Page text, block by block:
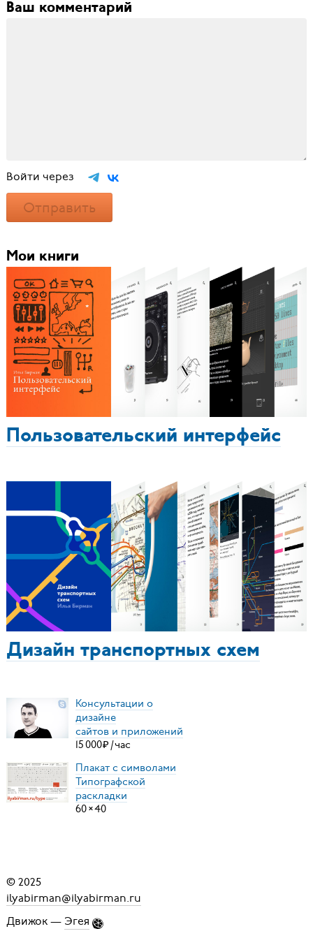
Ваш комментарий
Войти через
Отправить
Мои книги
Пользовательский интерфейс
Дизайн транспортных схем
Консультации о
дизайне
сайтов и приложений
15000₽ /час
Плакат с символами
Типографской
раскладки
60×40
© 2025
ilyabirman@ilyabirman.ru
Движок — Эгея